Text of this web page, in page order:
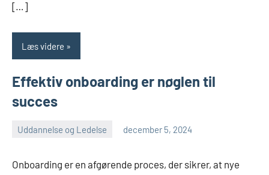
[…]
Læs videre
Effektiv onboarding er nøglen til
succes
Uddannelse og Ledelse december 5, 2024
Onboarding er en afgørende proces, der sikrer, at nye